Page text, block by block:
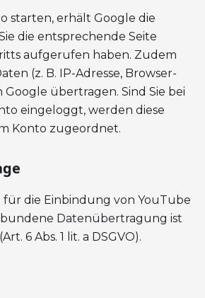
starten, erhält Google die
die entsprechende Seite
aufgerufen haben. Zudem
(z. B. IP-Adresse, Browser-
übertragen. Sind Sie bei
eingeloggt, werden diese
Konto zugeordnet.
die Einbindung von YouTube
Datenübertragung ist
6 Abs. 1 lit. a DSGVO).